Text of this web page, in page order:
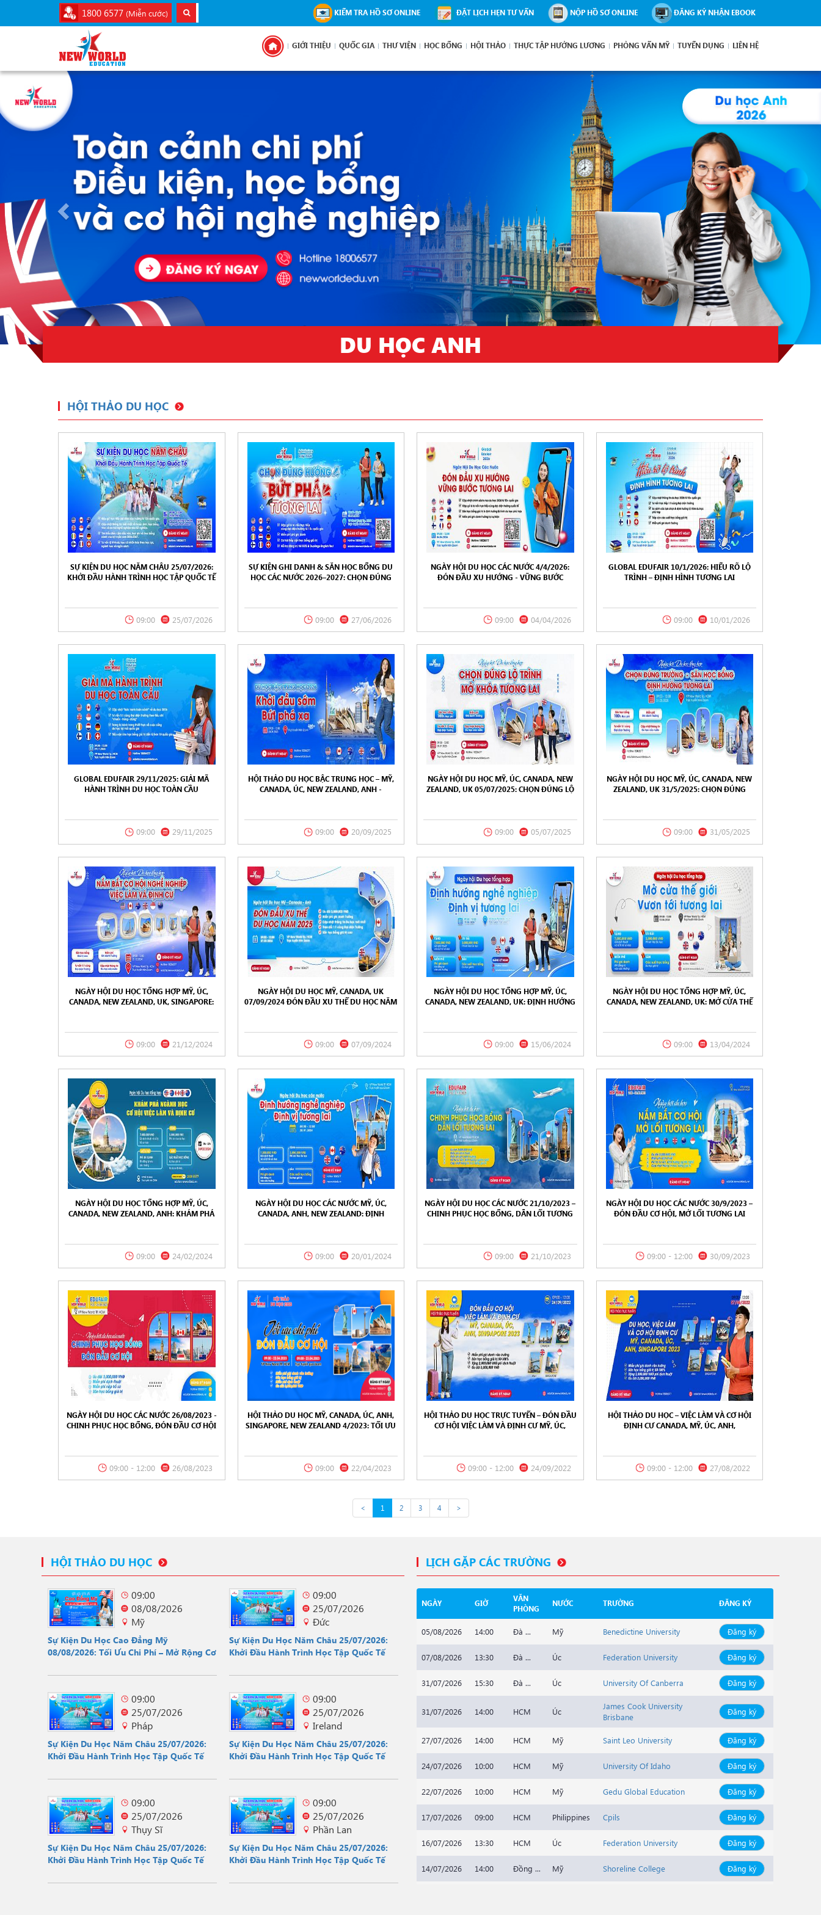
1800 6577 (Miễn cước) KIỂM TRA HỒ SƠ ONLINE ĐẶT LỊCH HẸN TƯ VẤN NỘP HỒ SƠ ONLINE ĐĂNG KÝ NHẬN EBOOK
GIỚI THIỆU QUỐC GIA THƯ VIỆN HỌC BỔNG HỘI THẢO THỰC TẬP HƯỞNG LƯƠNG PHỎNG VẤN MỸ TUYỂN DỤNG LIÊN HỆ
Previous Next
DU HỌC ANH
HỘI THẢO DU HỌC
SỰ KIỆN DU HỌC NĂM CHÂU 25/07/2026:
KHỞI ĐẦU HÀNH TRÌNH HỌC TẬP QUỐC TẾ
09:00 25/07/2026
SỰ KIỆN GHI DANH & SĂN HỌC BỔNG DU
HỌC CÁC NƯỚC 2026–2027: CHỌN ĐÚNG
09:00 27/06/2026
NGÀY HỘI DU HỌC CÁC NƯỚC 4/4/2026:
ĐÓN ĐẦU XU HƯỚNG - VỮNG BƯỚC
09:00 04/04/2026
GLOBAL EDUFAIR 10/1/2026: HIỂU RÕ LỘ
TRÌNH – ĐỊNH HÌNH TƯƠNG LAI
09:00 10/01/2026
GLOBAL EDUFAIR 29/11/2025: GIẢI MÃ
HÀNH TRÌNH DU HỌC TOÀN CẦU
09:00 29/11/2025
HỘI THẢO DU HỌC BẬC TRUNG HỌC – MỸ,
CANADA, ÚC, NEW ZEALAND, ANH -
09:00 20/09/2025
NGÀY HỘI DU HỌC MỸ, ÚC, CANADA, NEW
ZEALAND, UK 05/07/2025: CHỌN ĐÚNG LỘ
09:00 05/07/2025
NGÀY HỘI DU HỌC MỸ, ÚC, CANADA, NEW
ZEALAND, UK 31/5/2025: CHỌN ĐÚNG
09:00 31/05/2025
NGÀY HỘI DU HỌC TỔNG HỢP MỸ, ÚC,
CANADA, NEW ZEALAND, UK, SINGAPORE:
09:00 21/12/2024
NGÀY HỘI DU HỌC MỸ, CANADA, UK
07/09/2024 ĐÓN ĐẦU XU THẾ DU HỌC NĂM
09:00 07/09/2024
NGÀY HỘI DU HỌC TỔNG HỢP MỸ, ÚC,
CANADA, NEW ZEALAND, UK: ĐỊNH HƯỚNG
09:00 15/06/2024
NGÀY HỘI DU HỌC TỔNG HỢP MỸ, ÚC,
CANADA, NEW ZEALAND, UK: MỞ CỬA THẾ
09:00 13/04/2024
NGÀY HỘI DU HỌC TỔNG HỢP MỸ, ÚC,
CANADA, NEW ZEALAND, ANH: KHÁM PHÁ
09:00 24/02/2024
NGÀY HỘI DU HỌC CÁC NƯỚC MỸ, ÚC,
CANADA, ANH, NEW ZEALAND: ĐỊNH
09:00 20/01/2024
NGÀY HỘI DU HỌC CÁC NƯỚC 21/10/2023 –
CHINH PHỤC HỌC BỔNG, DẪN LỐI TƯƠNG
09:00 21/10/2023
NGÀY HỘI DU HỌC CÁC NƯỚC 30/9/2023 –
ĐÓN ĐẦU CƠ HỘI, MỞ LỐI TƯƠNG LAI
09:00 - 12:00 30/09/2023
NGÀY HỘI DU HỌC CÁC NƯỚC 26/08/2023 -
CHINH PHỤC HỌC BỔNG, ĐÓN ĐẦU CƠ HỘI
09:00 - 12:00 26/08/2023
HỘI THẢO DU HỌC MỸ, CANADA, ÚC, ANH,
SINGAPORE, NEW ZEALAND 4/2023: TỐI ƯU
09:00 22/04/2023
HỘI THẢO DU HỌC TRỰC TUYẾN – ĐÓN ĐẦU
CƠ HỘI VIỆC LÀM VÀ ĐỊNH CƯ MỸ, ÚC,
09:00 - 12:00 24/09/2022
HỘI THẢO DU HỌC – VIỆC LÀM VÀ CƠ HỘI
ĐỊNH CƯ CANADA, MỸ, ÚC, ANH,
09:00 - 12:00 27/08/2022
< 1 2 3 4 >
HỘI THẢO DU HỌC
09:00
08/08/2026
Mỹ
Sự Kiện Du Học Cao Đẳng Mỹ
08/08/2026: Tối Ưu Chi Phí – Mở Rộng Cơ
09:00
25/07/2026
Đức
Sự Kiện Du Học Năm Châu 25/07/2026:
Khởi Đầu Hành Trình Học Tập Quốc Tế
09:00
25/07/2026
Pháp
Sự Kiện Du Học Năm Châu 25/07/2026:
Khởi Đầu Hành Trình Học Tập Quốc Tế
09:00
25/07/2026
Ireland
Sự Kiện Du Học Năm Châu 25/07/2026:
Khởi Đầu Hành Trình Học Tập Quốc Tế
09:00
25/07/2026
Thụy Sĩ
Sự Kiện Du Học Năm Châu 25/07/2026:
Khởi Đầu Hành Trình Học Tập Quốc Tế
09:00
25/07/2026
Phần Lan
Sự Kiện Du Học Năm Châu 25/07/2026:
Khởi Đầu Hành Trình Học Tập Quốc Tế
LỊCH GẶP CÁC TRƯỜNG
NGÀY GIỜ
VĂN
PHÒNG
NƯỚC TRƯỜNG ĐĂNG KÝ
05/08/2026 14:00 Đà ... Mỹ Benedictine University Đăng ký
07/08/2026 13:30 Đà ... Úc Federation University Đăng ký
31/07/2026 15:30 Đà ... Úc University Of Canberra Đăng ký
31/07/2026 14:00 HCM Úc
James Cook University
Brisbane
Đăng ký
27/07/2026 14:00 HCM Mỹ Saint Leo University Đăng ký
24/07/2026 10:00 HCM Mỹ University Of Idaho Đăng ký
22/07/2026 10:00 HCM Mỹ Gedu Global Education Đăng ký
17/07/2026 09:00 HCM Philippines Cpils Đăng ký
16/07/2026 13:30 HCM Úc Federation University Đăng ký
14/07/2026 14:00 Đồng ... Mỹ Shoreline College Đăng ký